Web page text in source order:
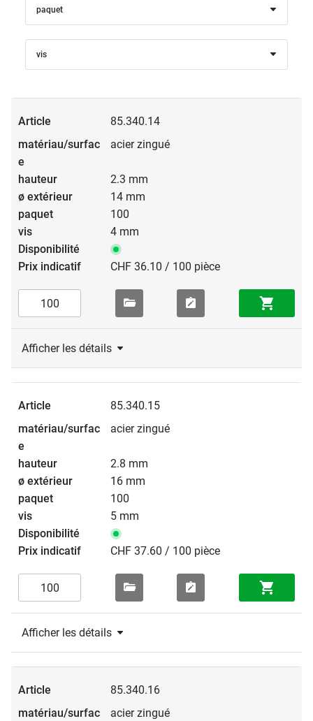
paquet
vis
85.340.14
acier zingué
2.3 mm
14 mm
100
4 mm
CHF 36.10 / 100 pièce
Afficher les détails
85.340.15
acier zingué
2.8 mm
16 mm
100
5 mm
CHF 37.60 / 100 pièce
Afficher les détails
85.340.16
acier zingué